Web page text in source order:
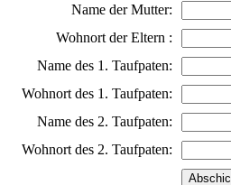
Name der Mutter:
Wohnort der Eltern :
Name des 1. Taufpaten:
Wohnort des 1. Taufpaten:
Name des 2. Taufpaten:
Wohnort des 2. Taufpaten: